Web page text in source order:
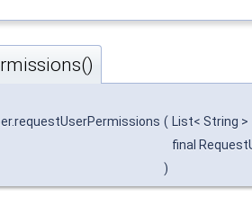
( List< String >
final
)